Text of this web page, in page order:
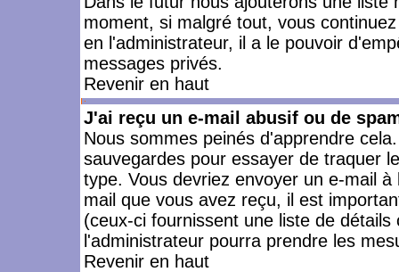
moment, si malgré tout, vous
en l'administrateur, il a le pouvoir
messages privés.
Revenir en haut
J'ai reçu un e-mail abusif ou de
Nous sommes peinés d'apprendre
sauvegardes pour essayer de traquer
type. Vous devriez envoyer un e-mail
mail que vous avez reçu, il est
(ceux-ci fournissent une liste de
l'administrateur pourra prendre les
Revenir en haut